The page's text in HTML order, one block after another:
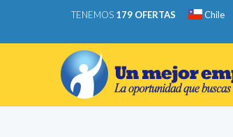
TENEMOS 179 OFERTAS Chile